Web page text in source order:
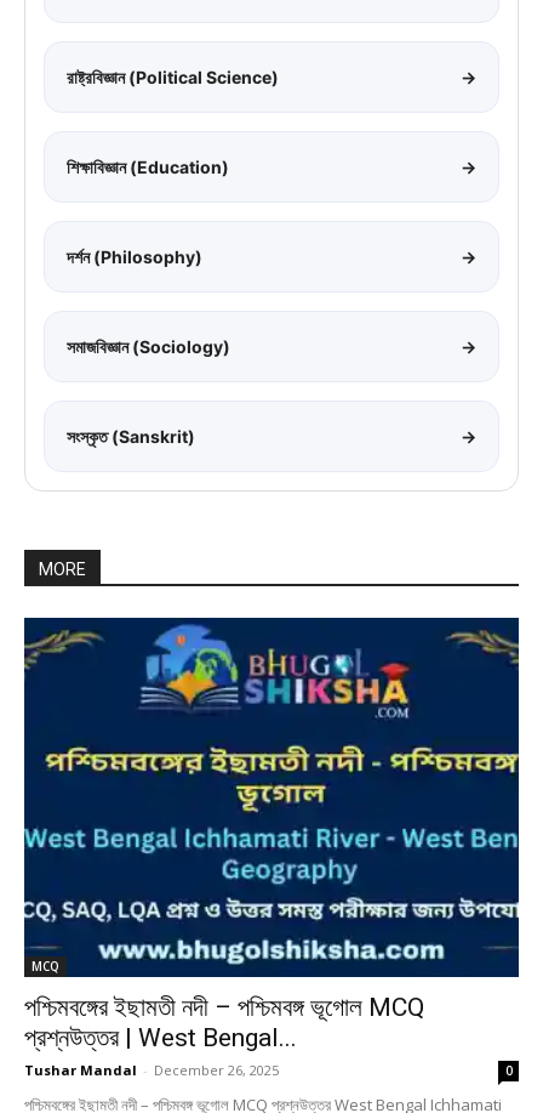
রাষ্ট্রবিজ্ঞান (Political Science) →
শিক্ষাবিজ্ঞান (Education) →
দর্শন (Philosophy) →
সমাজবিজ্ঞান (Sociology) →
সংস্কৃত (Sanskrit) →
MORE
MCQ
পশ্চিমবঙ্গের ইছামতী নদী – পশ্চিমবঙ্গ ভূগোল MCQ
প্রশ্নউত্তর | West Bengal...
Tushar Mandal - December 26, 2025 0
পশ্চিমবঙ্গের ইছামতী নদী – পশ্চিমবঙ্গ ভূগোল MCQ প্রশ্নউত্তর West Bengal Ichhamati